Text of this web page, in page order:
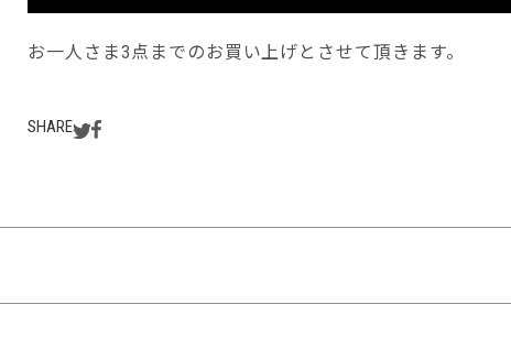
お一人さま3点までのお買い上げとさせて頂きます。
SHARE